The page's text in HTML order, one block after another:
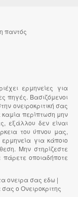
παντός
ερμηνείες για
πηγές. Βασιζόμενοι
ονειροκριτική σας
καμία περίπτωση μην
εξάλλου δεν είναι
του ύπνου μας,
για κάποιο
Μην στηρίζεστε
πάρετε οποιαδήποτε
ονειρα σας εδω |
ο Ονειροκριτης